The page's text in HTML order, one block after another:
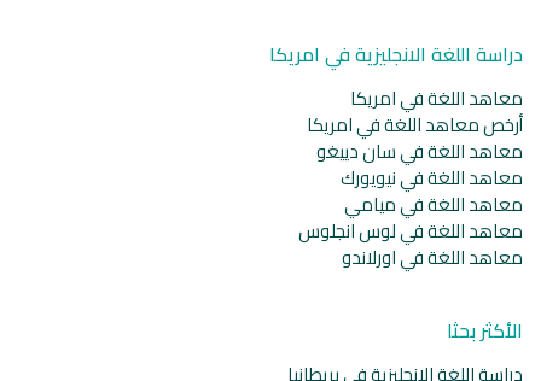
دراسة اللغة الانجليزية في امريكا
معاهد اللغة في امريكا
أرخص معاهد اللغة في امريكا
معاهد اللغة في سان دييغو
معاهد اللغة في نيويورك
معاهد اللغة في ميامي
معاهد اللغة في لوس انجلوس
معاهد اللغة في اورلاندو
الأكثر بحثا